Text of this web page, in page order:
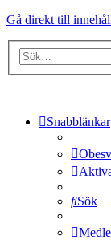
Gå direkt till
Snabblänkar
Sök